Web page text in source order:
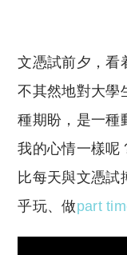
文憑試前夕，看
不其然地對大學
種期盼，是一種
我的心情一樣呢
比每天與文憑試
乎玩、做part